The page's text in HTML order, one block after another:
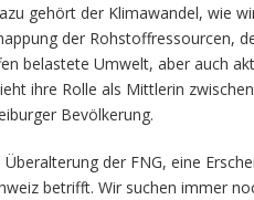
gehört der Klimawandel, wie
der Rohstoffressourcen,
belastete Umwelt, aber auch
ihre Rolle als Mittlerin
Bevölkerung.
der FNG, eine
betrifft. Wir suchen immer